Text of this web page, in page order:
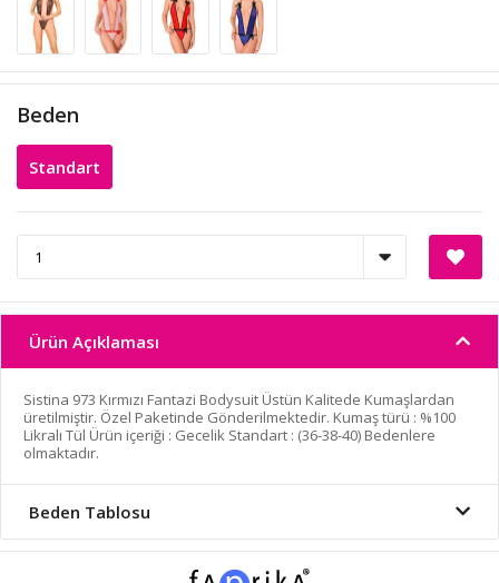
Beden
Standart
Ürün Açıklaması
Sistina 973 Kırmızı Fantazi Bodysuit Üstün Kalitede Kumaşlardan
üretilmiştir. Özel Paketinde Gönderilmektedir. Kumaş türü : %100
Likralı Tül Ürün içeriği : Gecelik Standart : (36-38-40) Bedenlere
olmaktadır.
Beden Tablosu